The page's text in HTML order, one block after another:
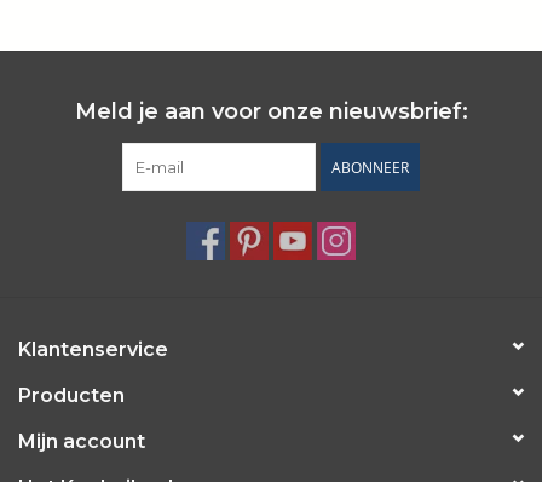
Meld je aan voor onze nieuwsbrief:
ABONNEER
Klantenservice
Producten
Mijn account